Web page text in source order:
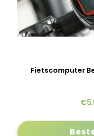
Fietscomputer
€